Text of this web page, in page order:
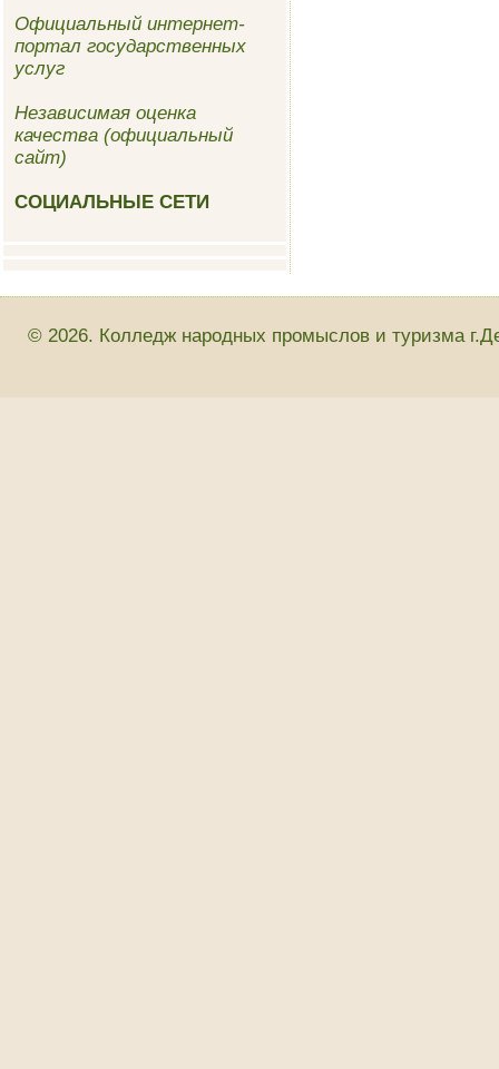
Официальный интернет-
портал государственных
услуг
Независимая оценка
качества (официальный
сайт)
СОЦИАЛЬНЫЕ СЕТИ
© 2026. Колледж народных промыслов и туризма